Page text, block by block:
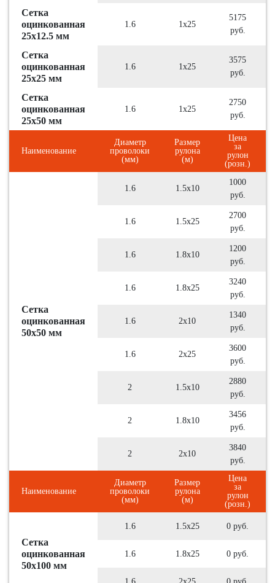
Сетка
оцинкованная
25х12.5 мм
1.6 1х25
5175
руб.
Сетка
оцинкованная
25х25 мм
1.6 1х25
3575
руб.
Сетка
оцинкованная
25х50 мм
1.6 1х25
2750
руб.
Наименование
Диаметр
проволоки
(мм)
Размер
рулона
(м)
Цена
за
рулон
(розн.)
Сетка
оцинкованная
50х50 мм
1.6 1.5х10
1000
руб.
1.6 1.5х25
2700
руб.
1.6 1.8х10
1200
руб.
1.6 1.8х25
3240
руб.
1.6 2х10
1340
руб.
1.6 2х25
3600
руб.
2 1.5х10
2880
руб.
2 1.8х10
3456
руб.
2 2х10
3840
руб.
Наименование
Диаметр
проволоки
(мм)
Размер
рулона
(м)
Цена
за
рулон
(розн.)
Сетка
оцинкованная
50х100 мм
1.6 1.5х25 0 руб.
1.6 1.8х25 0 руб.